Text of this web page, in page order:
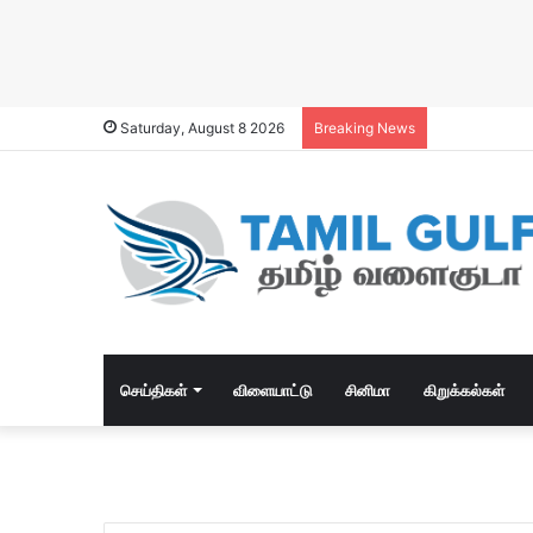
Saturday, August 8 2026 Breaking News
செய்திகள் விளையாட்டு சினிமா கிறுக்கல்கள்